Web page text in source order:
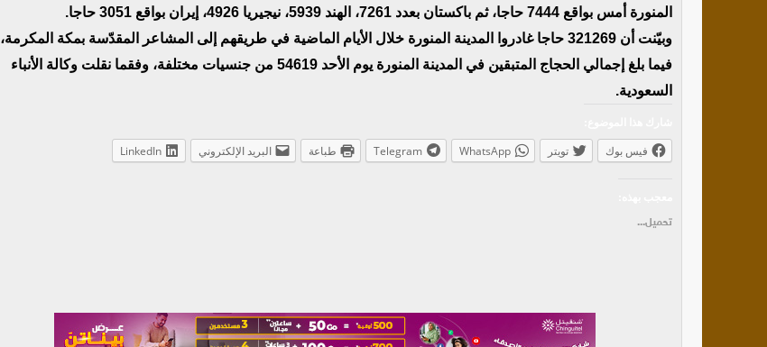
المنورة أمس بواقع 7444 حاجا، ثم باكستان بعدد 7261، الهند 5939، نيجيريا 4926، إيران بواقع 3051 حاجا.
وبيّنت أن 321269 حاجا غادروا المدينة المنورة خلال الأيام الماضية في طريقهم إلى المشاعر المقدّسة بمكة المكرمة،
فيما بلغ إجمالي الحجاج المتبقين في المدينة المنورة يوم الأحد 54619 من جنسيات مختلفة، وفقما نقلت وكالة الأنباء
السعودية.
فيس بوك تويتر WhatsApp
Telegram طباعة البريد الإلكتروني LinkedIn
تحميل...